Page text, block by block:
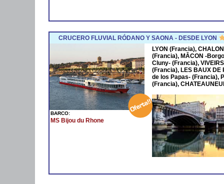
CRUCERO FLUVIAL RÓDANO Y SAONA - DESDE LYON
BARCO:
MS Bijou du Rhone
LYON (Francia),
(Francia), MÂCON -
Cluny- (Francia),
(Francia), LES BAUX DE
de los Papas- (Francia),
(Francia),